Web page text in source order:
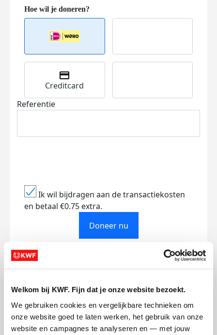
Welkom bij KWF. Fijn dat je onze website bezoekt.
We gebruiken cookies en vergelijkbare technieken om
onze website goed te laten werken, het gebruik van onze
website en campagnes te analyseren en — met jouw
Creditcard
Referentie
Ik wil bijdragen aan de transactiekosten
en betaal €0.75 extra.
Doneer nu
Opgehaald Streefbedrag
Doneer